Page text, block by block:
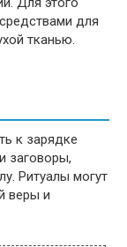
для
тканью.
к зарядке
заговоры,
Ритуалы могут
веры и